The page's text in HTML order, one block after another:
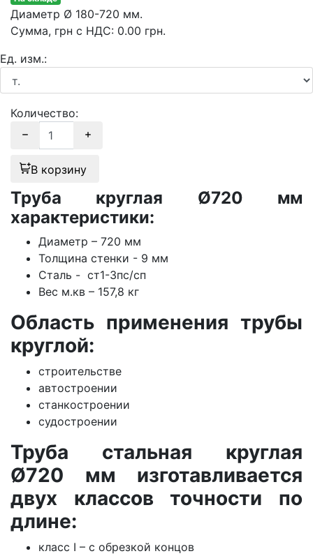
Диаметр Ø 180-720 мм.
Сумма, грн с НДС: 0.00 грн.
Ед. изм.:
Количество:
В корзину
Труба круглая Ø720 мм
характеристики:
Диаметр – 720 мм
Толщина стенки - 9 мм
Сталь - ст1-3пс/сп
Вес м.кв – 157,8 кг
Область применения трубы
круглой:
строительстве
автостроении
станкостроении
судостроении
Труба стальная круглая
Ø720 мм изготавливается
двух классов точности по
длине:
класс I – с обрезкой концов